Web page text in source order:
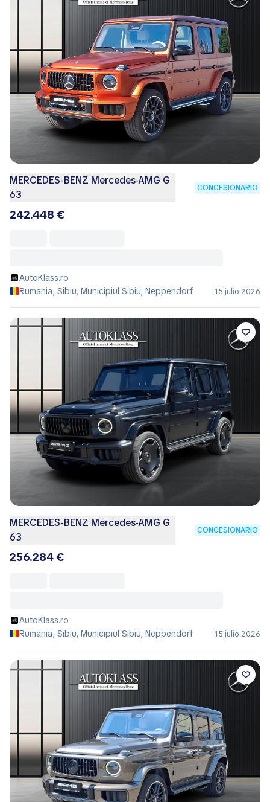
MERCEDES-BENZ Mercedes-AMG G
63
CONCESIONARIO
242.448 €
AutoKlass.ro
Rumania, Sibiu, Municipiul Sibiu, Neppendorf
15 julio 2026
MERCEDES-BENZ Mercedes-AMG G
63
CONCESIONARIO
256.284 €
AutoKlass.ro
Rumania, Sibiu, Municipiul Sibiu, Neppendorf
15 julio 2026